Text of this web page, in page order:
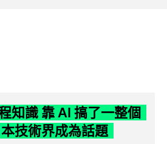
知識 靠 AI 搞了一整個
技術界成為話題